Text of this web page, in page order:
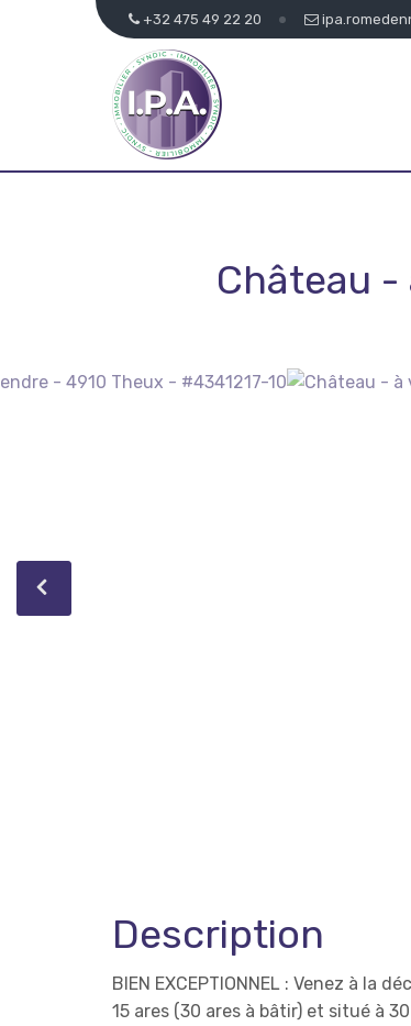
+32 475 49 22 20
Château -
Description
BIEN EXCEPTIONNEL : Venez à la
15 ares (30 ares à bâtir) et situé à